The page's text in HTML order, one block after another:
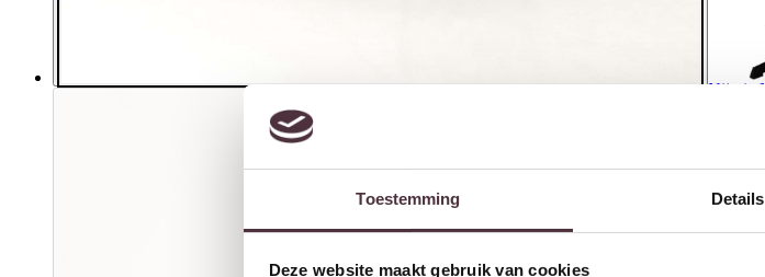
Toestemming Details
Deze website maakt gebruik van cookies
Nijwie
€289,00
Meldt